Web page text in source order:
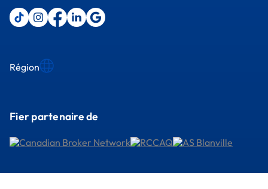
Fier partenaire de
Région